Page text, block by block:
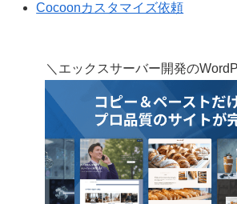
Cocoonカスタマイズ依頼
＼エックスサーバー開発の